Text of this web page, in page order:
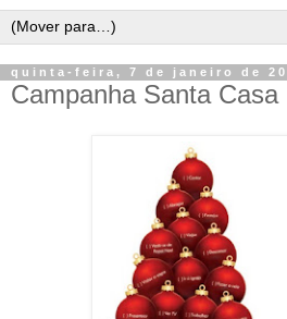
quinta-feira, 7 de janeiro de
Campanha Santa Casa